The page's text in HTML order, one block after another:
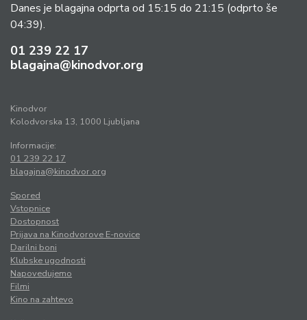
Danes je blagajna odprta od 15:15 do 21:15 (odprto še
04:39).
01 239 22 17
blagajna@kinodvor.org
Kinodvor
Kolodvorska 13, 1000 Ljubljana
Informacije:
01 239 22 17
blagajna@kinodvor.org
Spored
Vstopnice
Dostopnost
Prijava na Kinodvorove E-novice
Darilni boni
Klubske ugodnosti
Napovedujemo
Filmi
Kino na zahtevo